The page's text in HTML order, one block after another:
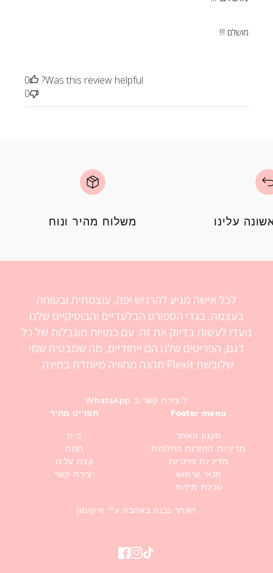
מושלם !!!
Was this review helpful?
0
0
משלוח מהיר ונוח עלינו
WhatsApp ליצירת קשר ב
תפריט מהיר
בית
חנות
קצת עלינו
יצירת קשר
Footer menu
תקנון האתר
מדיניות החזרות החלפות
מדיניות פרטיות
תנאי שימוש
טבלת מידות
האתר נבנה באהבה ע"י איקומון